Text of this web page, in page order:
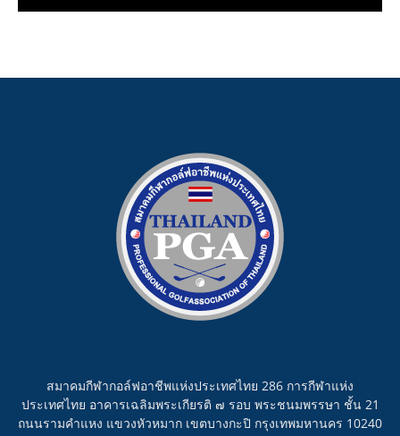
สมาคมกีฬากอล์ฟอาชีพแห่งประเทศไทย 286 การกีฬาแห่ง
ประเทศไทย อาคารเฉลิมพระเกียรติ ๗ รอบ พระชนมพรรษา ชั้น 21
ถนนรามคำแหง แขวงหัวหมาก เขตบางกะปิ กรุงเทพมหานคร 10240